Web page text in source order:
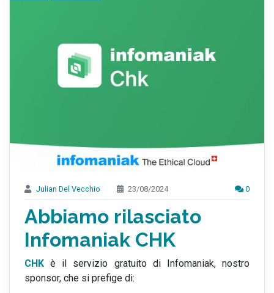
Julian Del Vecchio 23/08/2024 0
Abbiamo rilasciato
Infomaniak CHK
CHK è il servizio gratuito di Infomaniak, nostro
sponsor, che si prefige di: